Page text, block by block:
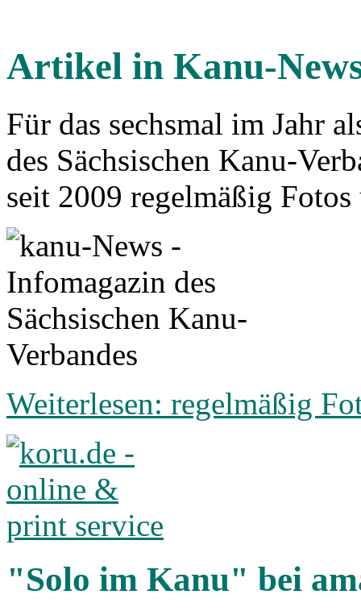
Artikel in Kanu-
Für das sechsmal im Jahr
des Sächsischen Kanu-
seit 2009 regelmäßig
Weiterlesen: regelmäßig
"Solo im Kanu" bei